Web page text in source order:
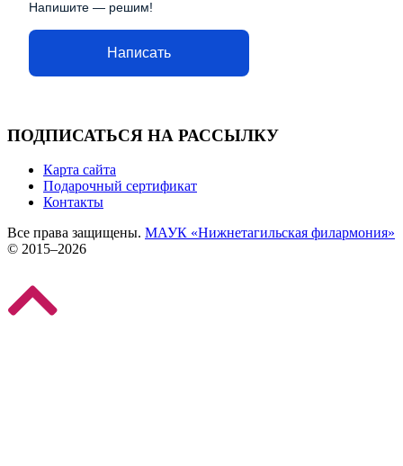
Напишите — решим!
Написать
ПОДПИСАТЬСЯ НА РАССЫЛКУ
Карта сайта
Подарочный сертификат
Контакты
Все права защищены. МАУК «Нижнетагильская филармония»
© 2015–2026